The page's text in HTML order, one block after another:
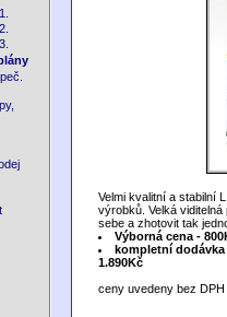
Velmi kvalitní a stabilní
výrobků. Velká
sebe a zhotovit tak
Výborná cena -
kompletní
1.890Kč
ceny uvedeny bez DPH